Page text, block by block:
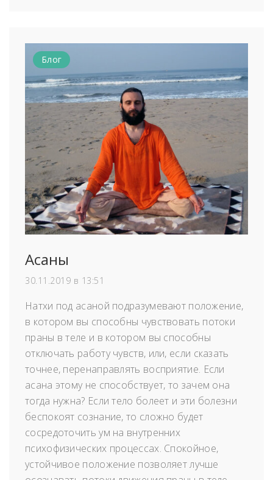
Блог
Асаны
30.11.2019 в 13:51
Натхи под асаной подразумевают положение,
в котором вы способны чувствовать потоки
праны в теле и в котором вы способны
отключать работу чувств, или, если сказать
точнее, перенаправлять восприятие. Если
асана этому не способствует, то зачем она
тогда нужна? Если тело болеет и эти болезни
беспокоят сознание, то сложно будет
сосредоточить ум на внутренних
психофизических процессах. Спокойное,
устойчивое положение позволяет лучше